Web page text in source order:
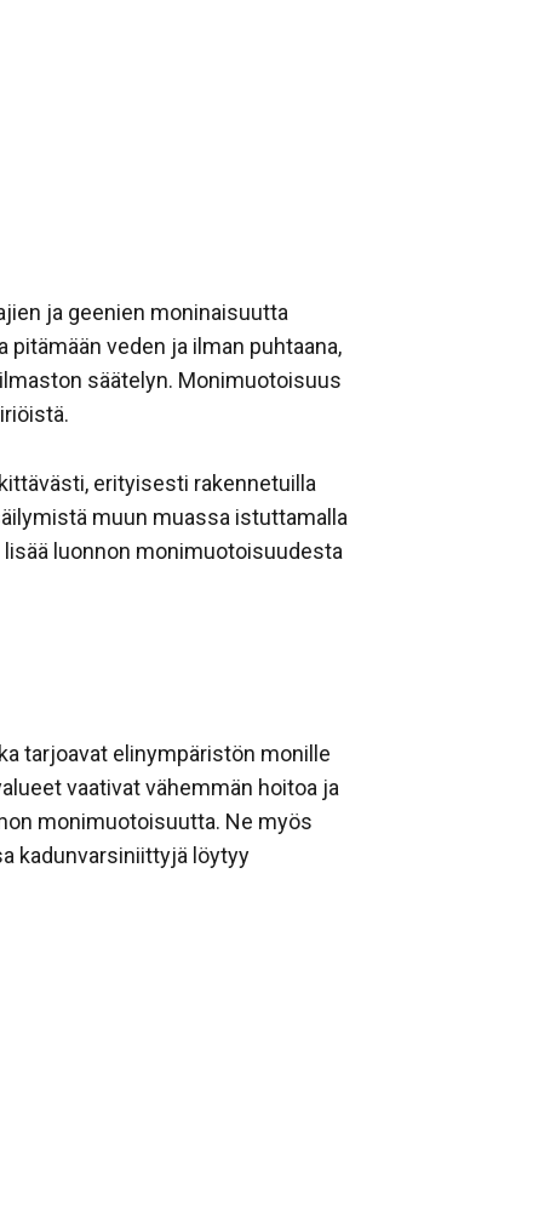
ja geenien moninaisuutta
veden ja ilman puhtaana,
säätelyn. Monimuotoisuus
erityisesti rakennetuilla
muun muassa istuttamalla
luonnon monimuotoisuudesta
tarjoavat elinympäristön monille
vaativat vähemmän hoitoa ja
monimuotoisuutta. Ne myös
kadunvarsiniittyjä löytyy